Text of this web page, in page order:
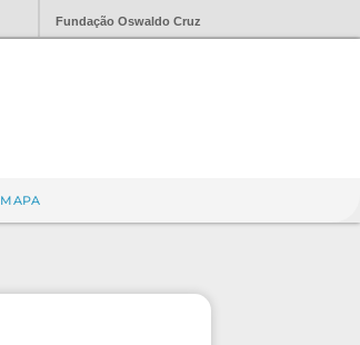
Fundação Oswaldo Cruz
MAPA